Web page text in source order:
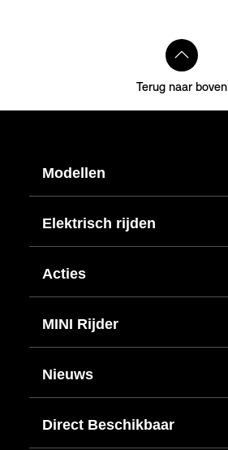
Terug naar boven
Modellen
Elektrisch rijden
Acties
MINI Rijder
Nieuws
Direct Beschikbaar